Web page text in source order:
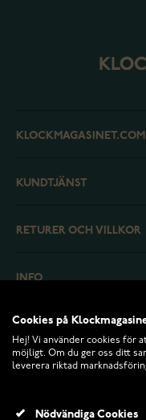
KLOCKMAGASINET.COM
KUNDTJÄNST
RETURER OCH VILLKOR
INFO
Cookies på
Hej! Vi använder cookies för
möjligt. Om du ger oss ditt
leverera riktad
Nödvändiga Cookies